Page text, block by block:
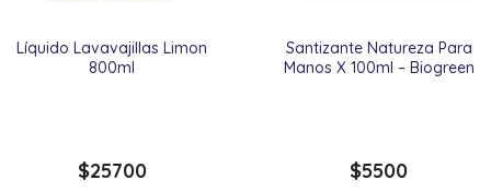
Líquido Lavavajillas Limon
800ml
$25700
Santizante Natureza Para
Manos X 100ml – Biogreen
$5500